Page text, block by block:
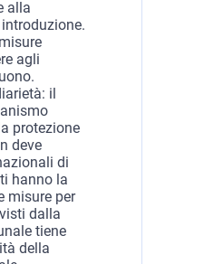
alla
agli
il
protezione
deve
di
hanno la
misure per
dalla
tiene
della